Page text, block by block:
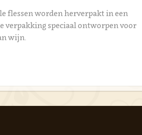
flessen worden herverpakt in een
verpakking speciaal ontworpen voor
wijn.